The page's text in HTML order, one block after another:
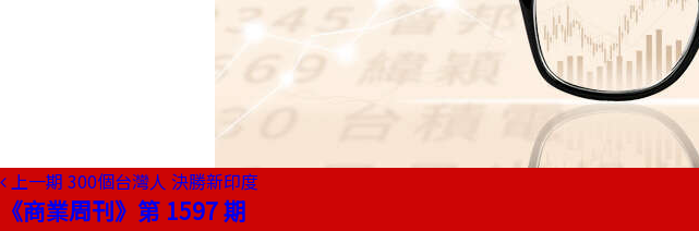
上一期 300個台灣人 決勝新印度
《商業周刊》第 1597 期